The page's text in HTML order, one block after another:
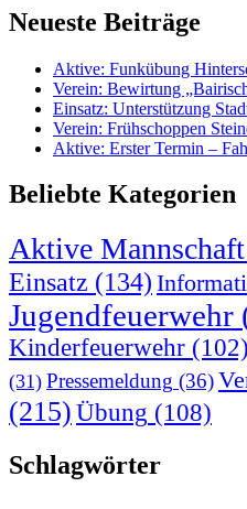
Neueste Beiträge
Aktive: Funkübung
Verein: Bewirtung
Einsatz: Unterstützung
Verein: Frühschoppen
Aktive: Erster Termin –
Beliebte Kategorien
Aktive Mannschaft
Einsatz (134)
Jugendfeuerwehr
Kinderfeuerwehr (102)
(31) Pressemeldung (36)
(215)Übung (108)
Schlagwörter